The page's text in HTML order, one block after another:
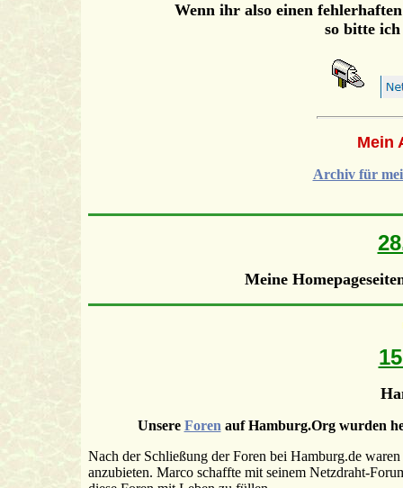
Wenn ihr also einen
so bitte
Mein
Archiv für
Meine
Unsere Foren auf Hamburg.Org wurden
Nach der Schließung der Foren bei Hamburg.de
anzubieten. Marco schaffte mit seinem Netzdraht-